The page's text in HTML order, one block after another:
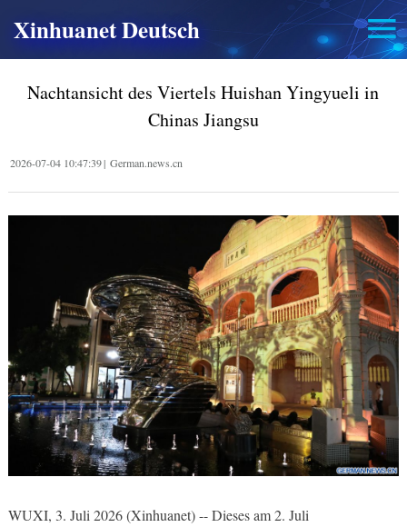
Xinhuanet Deutsch
Nachtansicht des Viertels Huishan Yingyueli in
Chinas Jiangsu
2026-07-04 10:47:39| German.news.cn
WUXI, 3. Juli 2026 (Xinhuanet) -- Dieses am 2. Juli